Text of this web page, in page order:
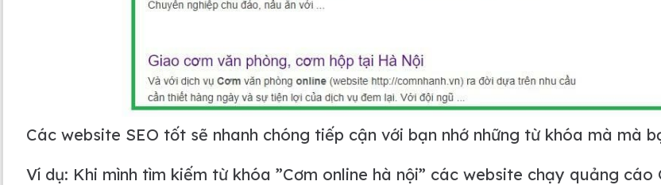
Các website SEO tốt sẽ nhanh chóng tiếp cận với bạn nhớ những từ khóa mà mà
Ví dụ: Khi mình tìm kiếm từ khóa ”Cơm online hà nội” các website chạy quảng cáo